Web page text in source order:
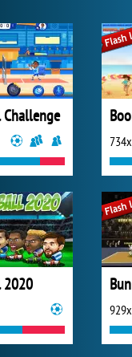
734x
929x